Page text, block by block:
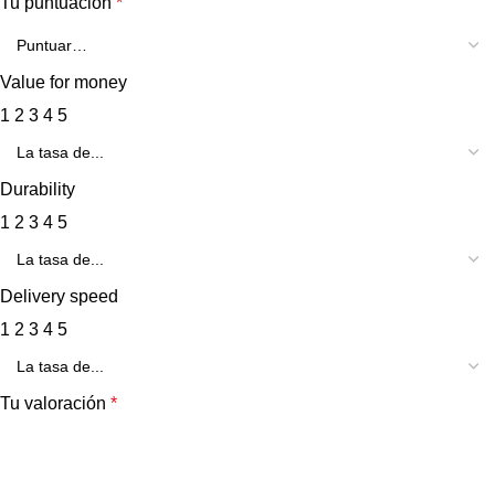
Value for money
1 2 3 4 5
Durability
1 2 3 4 5
Delivery speed
1 2 3 4 5
Tu valoración *